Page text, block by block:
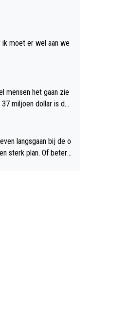
ik moet er wel aan we
mensen het gaan zie
miljoen dollar is de
langsgaan bij de o
Of beter n